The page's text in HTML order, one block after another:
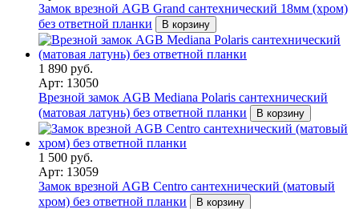
Замок врезной AGB Grand сантехнический 18мм (хром)
без ответной планки
В корзину
1 890 руб.
Арт: 13050
Врезной замок AGB Mediana Polaris сантехнический
(матовая латунь) без ответной планки
В корзину
1 500 руб.
Арт: 13059
Замок врезной AGB Centro сантехнический (матовый
хром) без ответной планки
В корзину